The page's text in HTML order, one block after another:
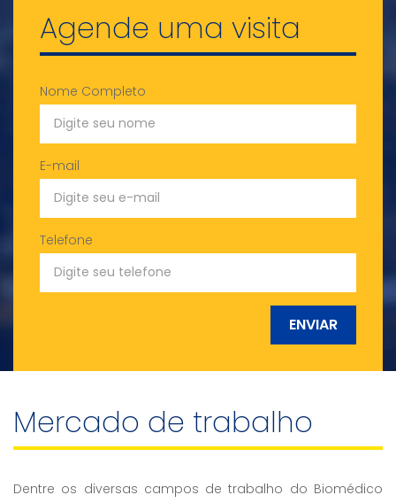
Agende uma visita
Nome Completo
E-mail
Telefone
ENVIAR
Mercado de trabalho
Dentre os diversas campos de trabalho do Biomédico